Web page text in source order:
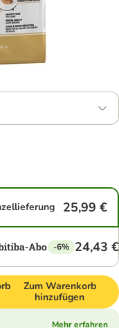
25,99 €
-6% 24,43 €
Zum Warenkorb
hinzufügen
Mehr erfahren